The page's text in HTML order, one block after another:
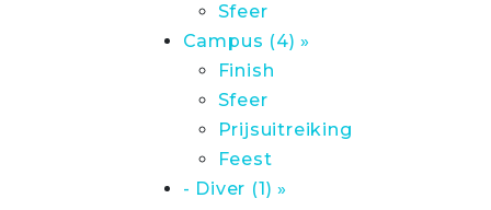
Sfeer
Campus (4) »
Finish
Sfeer
Prijsuitreiking
Feest
- Diver (1) »